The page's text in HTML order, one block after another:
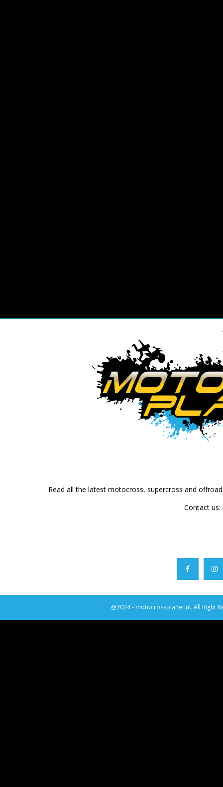
Read all the latest motocross, supercross and
Contact us:
@2024 - motocrossplanet.nl. All Right